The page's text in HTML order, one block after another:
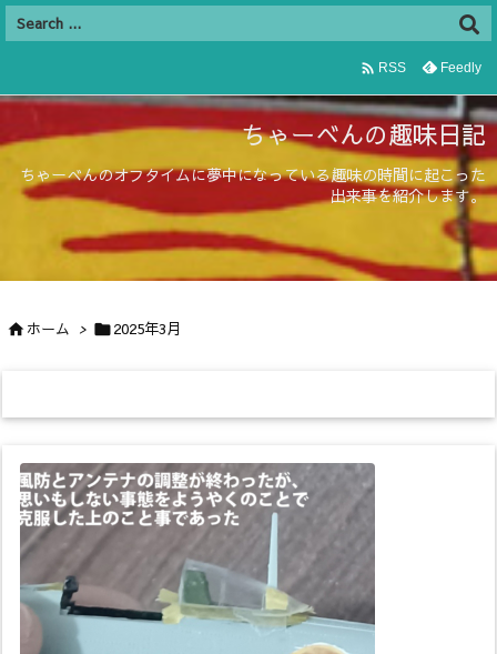
 RSS Feedly
ちゃーべんの趣味日記
ちゃーべんのオフタイムに夢中になっている趣味の時間に起こった
出来事を紹介します。
ホーム > 2025年3月